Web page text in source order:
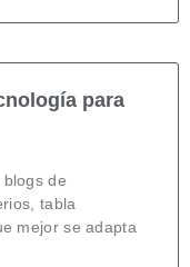
para
de
tabla
mejor se adapta